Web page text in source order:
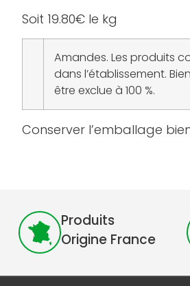
Soit 19.80€ le kg
Amandes. Les produits
dans l’établissement.
être exclue à 100 %.
Conserver l’emballage
Produits
Origine France